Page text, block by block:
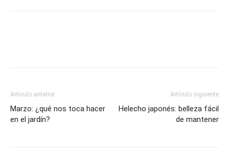
Artículo anterior
Marzo: ¿qué nos toca hacer
en el jardín?
Artículo siguiente
Helecho japonés: belleza fácil
de mantener